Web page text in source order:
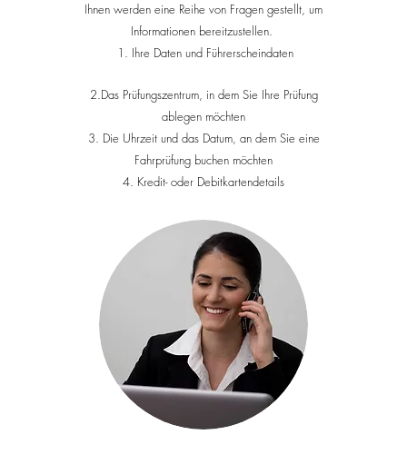
Ihnen werden eine Reihe von Fragen gestellt, um
Informationen bereitzustellen.
1. Ihre Daten und Führerscheindaten
2.Das Prüfungszentrum, in dem Sie Ihre Prüfung
ablegen möchten
3. Die Uhrzeit und das Datum, an dem Sie eine
Fahrprüfung buchen möchten
4. Kredit- oder Debitkartendetails